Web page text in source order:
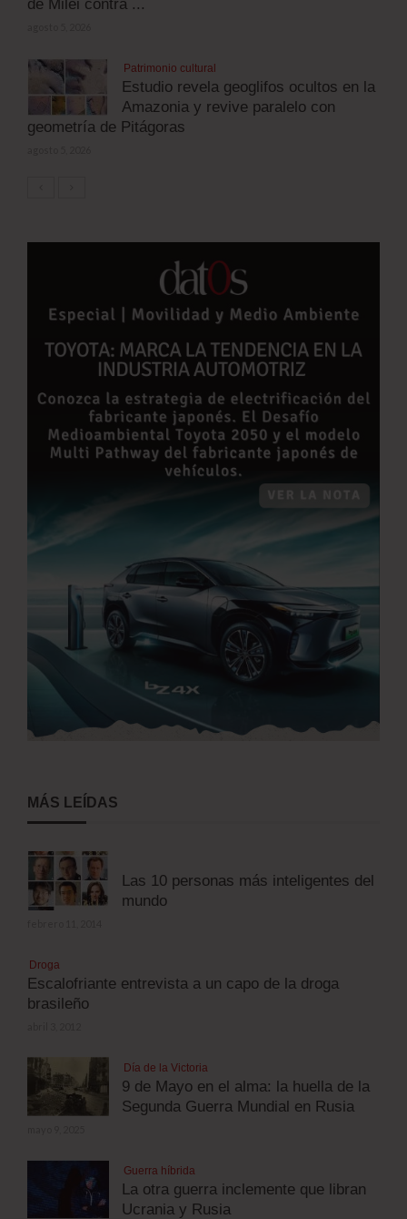
de Milei contra ...
Patrimonio cultural
Estudio revela geoglifos ocultos en la
Amazonia y revive paralelo con
geometría de Pitágoras
MÁS LEÍDAS
Las 10 personas más inteligentes del
mundo
Droga
Escalofriante entrevista a un capo de la droga
brasileño
Día de la Victoria
9 de Mayo en el alma: la huella de la
Segunda Guerra Mundial en Rusia
Guerra híbrida
La otra guerra inclemente que libran
Ucrania y Rusia